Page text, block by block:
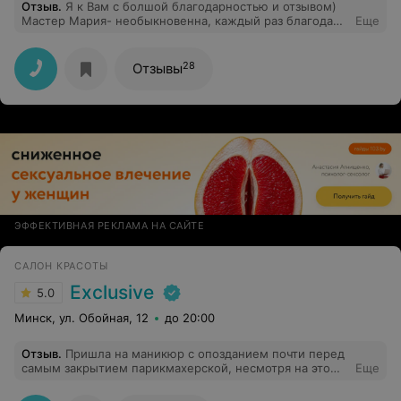
Отзыв. Я к Вам с болшой благодарностью и отзывом)
Мастер Мария- необыкновенна, каждый раз благодаря
А еще это прекрасное можно не только в зеркале
увидеть и оценить, но и потрогать, пощупать и
всячески ощутить на своих волосах!) Спасибо за ту
красоту и настроение, которое дарите своим гостям!
Каждый поход к Вам- маленькая сказка для любой
Еще
Отзывы28
ЭФФЕКТИВНАЯ РЕКЛАМА НА САЙТЕ
САЛОН КРАСОТЫ
5.0 Exclusive
Минск, ул. Обойная, 12 до 20:00
Отзыв. Пришла на маникюр с опозданием почти перед
самым закрытием парикмахерской, несмотря на это
великодушно согласилась меня принять уже перед
Еще